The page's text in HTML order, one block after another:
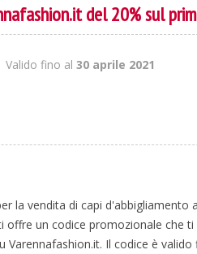
del 20% sul
Valido fino al30 aprile 2021
la vendita di capi d'abbigliamento
offre un codice promozionale che
Il codice è